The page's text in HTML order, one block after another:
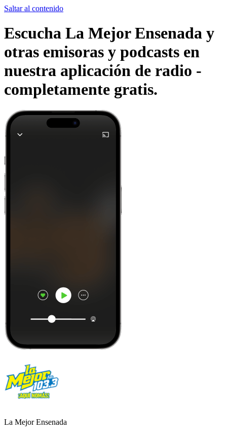
Saltar al contenido
Escucha La Mejor Ensenada y
otras emisoras y podcasts en
nuestra aplicación de radio -
completamente gratis.
La Mejor Ensenada